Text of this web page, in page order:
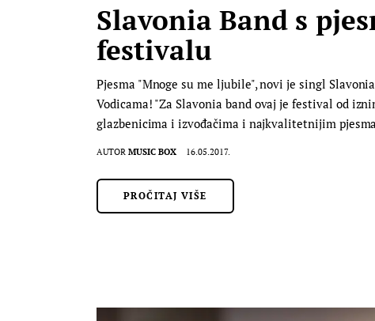
Slavonia Band s
festivalu
Pjesma "Mnoge su me ljubile", novi je singl
Vodicama! "Za Slavonia band ovaj je festival od
glazbenicima i izvođačima i najkvalitetnijim
AUTOR MUSIC BOX 16.05.2017.
PROČITAJ VIŠE